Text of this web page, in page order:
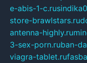
e-abis-1-c.ru
store-brawlstars.ru
antenna-highly.ru
3-sex-porn.ruban-
viagra-tablet.ru